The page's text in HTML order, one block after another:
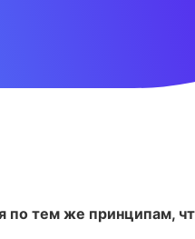
тем же принципам,